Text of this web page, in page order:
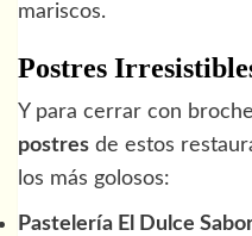
mariscos.
Postres
Y para cerrar con
postres de estos
los más golosos:
Pastelería El Dulce